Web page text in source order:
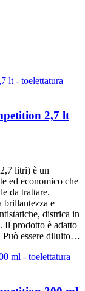
2,7 lt
litri) è un
ed economico che
da trattare.
brillantezza e
districa in
Il prodotto è adatto
Può essere diluito…